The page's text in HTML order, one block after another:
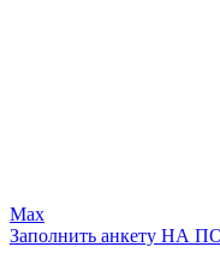
Max
Заполнить анкету НА